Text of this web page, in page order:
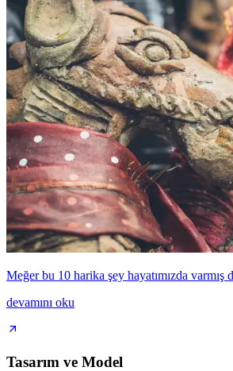
Meğer bu 10 harika şey hayatımızda varmış
devamını oku
Tasarım ve Model